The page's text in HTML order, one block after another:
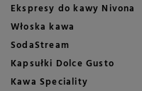
Ekspresy do kawy Nivona
Włoska kawa
SodaStream
Kapsułki Dolce Gusto
Kawa Speciality